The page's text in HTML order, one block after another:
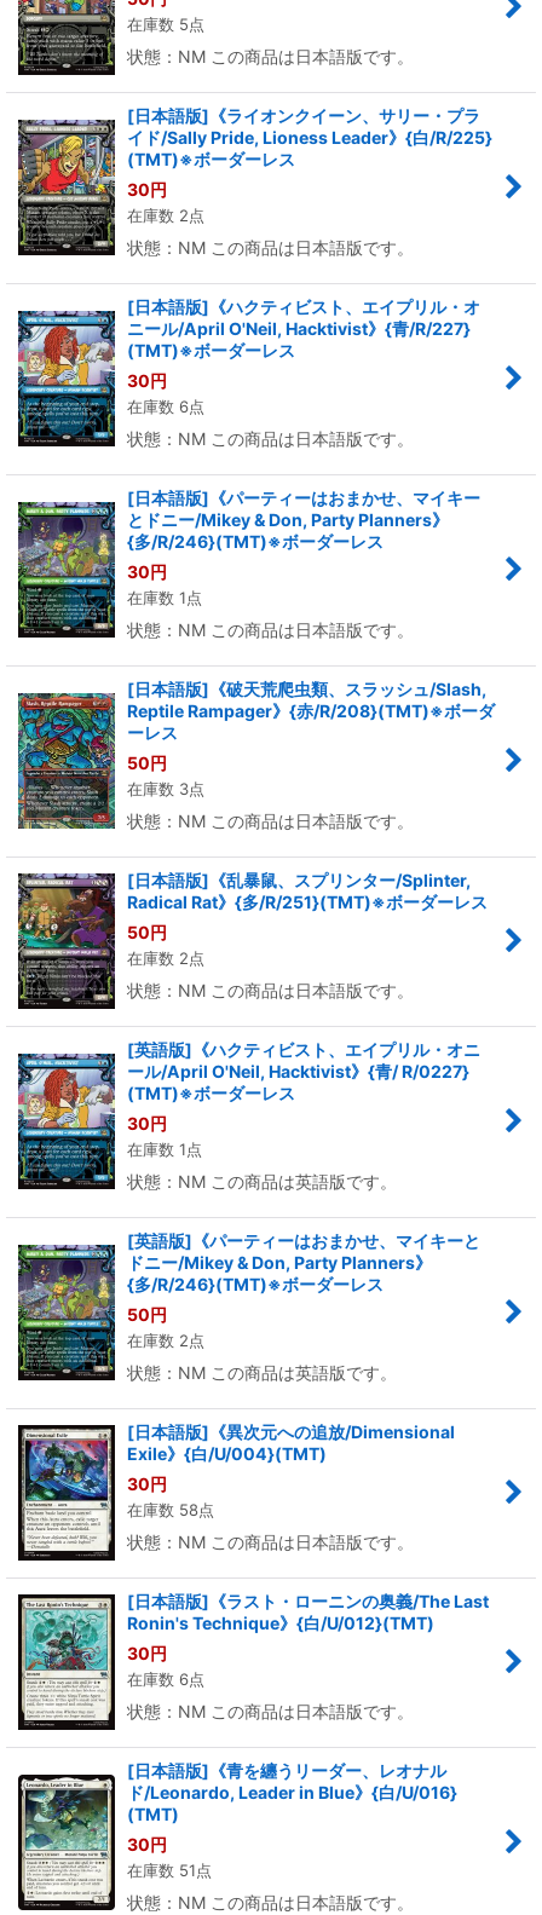
在庫数 5点
状態：NM この商品は日本語版です。
[日本語版]《ライオンクイーン、サリー・プラ
イド/Sally Pride, Lioness Leader》{白/R/225}
(TMT)※ボーダーレス
30円
在庫数 2点
状態：NM この商品は日本語版です。
[日本語版]《ハクティビスト、エイプリル・オ
ニール/April O'Neil, Hacktivist》{青/R/227}
(TMT)※ボーダーレス
30円
在庫数 6点
状態：NM この商品は日本語版です。
[日本語版]《パーティーはおまかせ、マイキー
とドニー/Mikey & Don, Party Planners》
{多/R/246}(TMT)※ボーダーレス
30円
在庫数 1点
状態：NM この商品は日本語版です。
[日本語版]《破天荒爬虫類、スラッシュ/Slash,
Reptile Rampager》{赤/R/208}(TMT)※ボーダ
ーレス
50円
在庫数 3点
状態：NM この商品は日本語版です。
[日本語版]《乱暴鼠、スプリンター/Splinter,
Radical Rat》{多/R/251}(TMT)※ボーダーレス
50円
在庫数 2点
状態：NM この商品は日本語版です。
[英語版]《ハクティビスト、エイプリル・オニ
ール/April O'Neil, Hacktivist》{青/ R/0227}
(TMT)※ボーダーレス
30円
在庫数 1点
状態：NM この商品は英語版です。
[英語版]《パーティーはおまかせ、マイキーと
ドニー/Mikey & Don, Party Planners》
{多/R/246}(TMT)※ボーダーレス
50円
在庫数 2点
状態：NM この商品は英語版です。
[日本語版]《異次元への追放/Dimensional
Exile》{白/U/004}(TMT)
30円
在庫数 58点
状態：NM この商品は日本語版です。
[日本語版]《ラスト・ローニンの奥義/The Last
Ronin's Technique》{白/U/012}(TMT)
30円
在庫数 6点
状態：NM この商品は日本語版です。
[日本語版]《青を纏うリーダー、レオナル
ド/Leonardo, Leader in Blue》{白/U/016}
(TMT)
30円
在庫数 51点
状態：NM この商品は日本語版です。